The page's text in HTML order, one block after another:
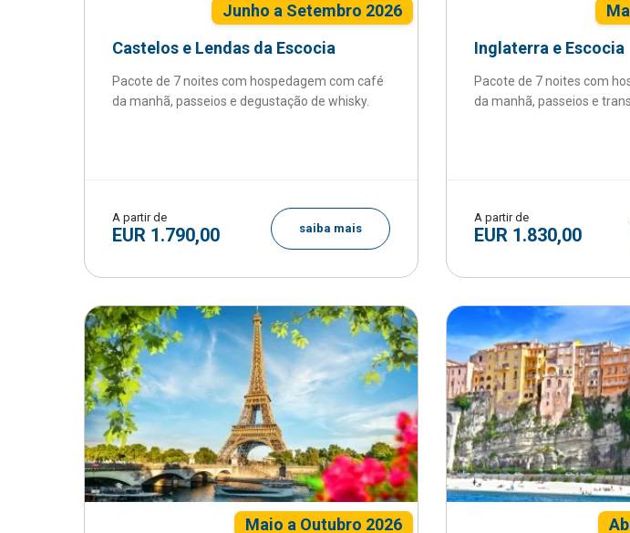
Junho a Setembro 2026
Castelos e Lendas da Escocia
Pacote de 7 noites com hospedagem com café
da manhã, passeios e degustação de whisky.
A partir de
EUR 1.790,00 saiba mais
Inglaterra e Escocia
Pacote de 7 noites com
da manhã, passeios e
A partir de
EUR 1.830,00
Maio a Outubro 2026